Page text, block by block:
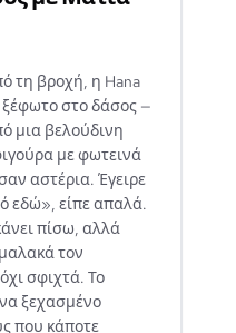
τη βροχή, η Hana
στο δάσος —
μια βελούδινη
με φωτεινά
αστέρια. Έγειρε
εδώ», είπε απαλά.
πίσω, αλλά
τον
σφιχτά. Το
ξεχασμένο
που κάποτε